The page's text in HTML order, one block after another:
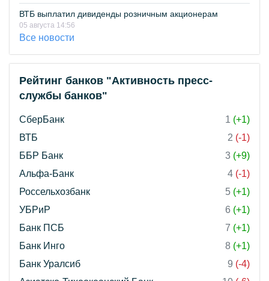
ВТБ выплатил дивиденды розничным акционерам
05 августа 14:56
Все новости
Рейтинг банков "Активность пресс-
службы банков"
СберБанк 1 (+1)
ВТБ
2 (-1)
ББР Банк
3 (+9)
Альфа-Банк
4 (-1)
Россельхозбанк
5 (+1)
УБРиР
6 (+1)
Банк ПСБ
7 (+1)
Банк Инго
8 (+1)
Банк Уралсиб
9 (-4)